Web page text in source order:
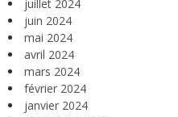
juillet 2024
juin 2024
mai 2024
avril 2024
mars 2024
février 2024
janvier 2024